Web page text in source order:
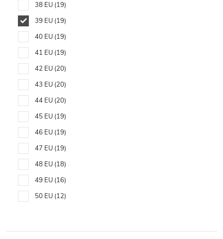
38 EU 19
39 EU 19
40 EU 19
41 EU 19
42 EU 20
43 EU 20
44 EU 20
45 EU 19
46 EU 19
47 EU 19
48 EU 18
49 EU 16
50 EU 12